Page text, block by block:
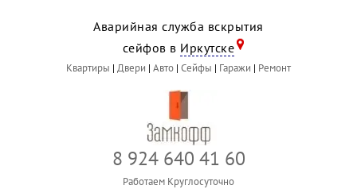
Аварийная служба вскрытия
сейфов в Иркутске
Квартиры | Двери | Авто | Сейфы | Гаражи | Ремонт
8 924 640 41 60
Работаем Круглосуточно